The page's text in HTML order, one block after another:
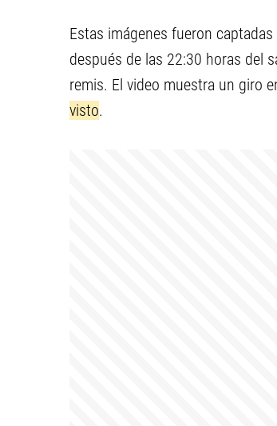
Estas imágenes fueron
después de las 22:30 horas del
remis. El video muestra un giro
visto.